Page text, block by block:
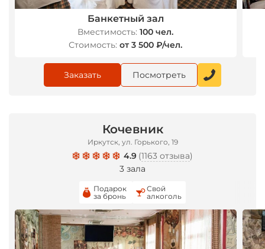
Банкетный зал
Вместимость: 100 чел.
Стоимость: от 3 500 ₽/чел.
Заказать Посмотреть
Кочевник
Иркутск, ул. Горького, 19
4.9 (1163 отзыва)
3 зала
Подарок
за бронь
Свой
алкоголь